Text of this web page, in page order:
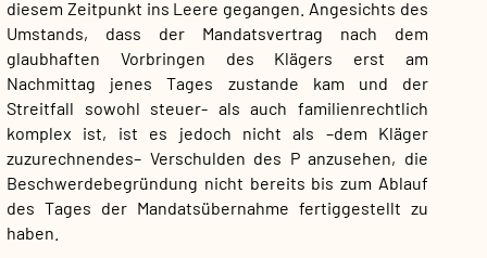
diesem Zeitpunkt ins Leere gegangen. Angesichts des
Umstands, dass der Mandatsvertrag nach dem
glaubhaften Vorbringen des Klägers erst am
Nachmittag jenes Tages zustande kam und der
Streitfall sowohl steuer- als auch familienrechtlich
komplex ist, ist es jedoch nicht als –dem Kläger
zuzurechnendes– Verschulden des P anzusehen, die
Beschwerdebegründung nicht bereits bis zum Ablauf
des Tages der Mandatsübernahme fertiggestellt zu
haben.